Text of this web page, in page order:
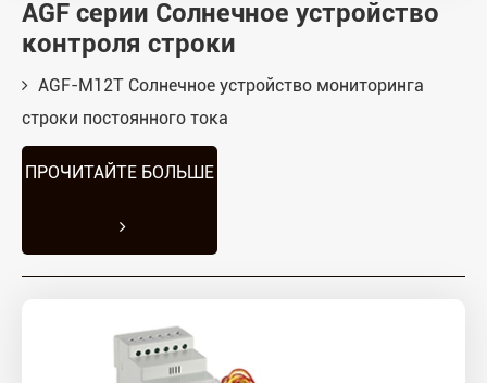
AGF серии Солнечное устройство
контроля строки
AGF-M12T Солнечное устройство мониторинга
строки постоянного тока
ПРОЧИТАЙТЕ БОЛЬШЕ